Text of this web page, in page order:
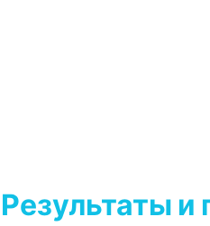
Результаты